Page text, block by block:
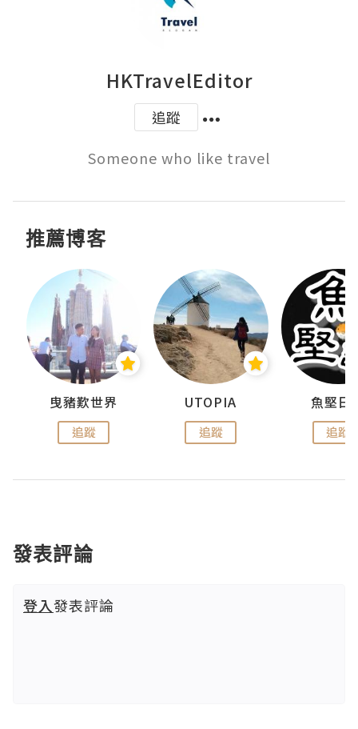
HKTravelEditor
追蹤
Someone who like travel
推薦博客
曳豬歎世界
追蹤
UTOPIA
追蹤
魚堅日
追蹤
發表評論
登入發表評論